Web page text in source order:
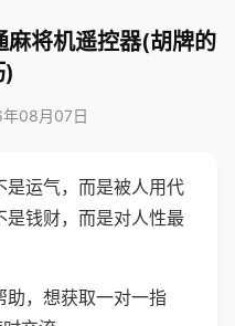
麻将机遥控器(胡牌的
)
08月07日
是运气，而是被人用代
是钱财，而是对人性最
助，想获取一对一指